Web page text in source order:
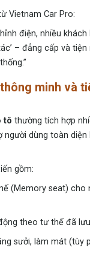
Vietnam Car Pro:
điện, nhiều
– đẳng cấp và
minh và
tô thường tích hợp
người dùng toàn diện
gồm:
(Memory seat) cho
theo tư thế đã lưu
sưởi, làm mát (tùy